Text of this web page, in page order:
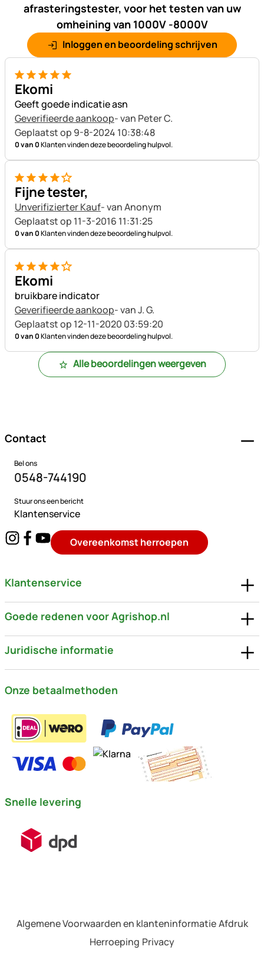
afrasteringstester, voor het testen van uw
omheining van 1000V -8000V
Inloggen en beoordeling schrijven
5 van 5
Ekomi
Geeft goede indicatie asn
Geverifieerde aankoop- van Peter C.
Geplaatst op 9-8-2024 10:38:48
0 van 0Klanten vinden deze beoordeling hulpvol.
4 van 5
Fijne tester,
Unverifizierter Kauf- van Anonym
Geplaatst op 11-3-2016 11:31:25
0 van 0Klanten vinden deze beoordeling hulpvol.
4 van 5
Ekomi
bruikbare indicator
Geverifieerde aankoop- van J. G.
Geplaatst op 12-11-2020 03:59:20
0 van 0Klanten vinden deze beoordeling hulpvol.
Alle beoordelingen weergeven
Contact
Bel ons
0548-744190
Stuur ons een bericht
Klantenservice
Overeenkomst herroepen
Klantenservice
Goede redenen voor Agrishop.nl
Juridische informatie
Onze betaalmethoden
Snelle levering
Algemene Voorwaarden en klanteninformatie Afdruk
Herroeping Privacy